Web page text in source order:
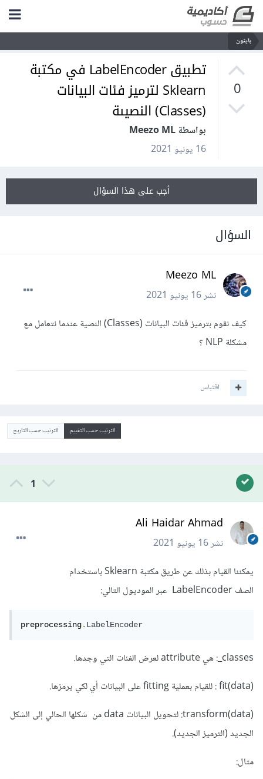
بايثون
0
تطبيق LabelEncoder في مكتبة
Sklearn لترميز فئات البيانات
(Classes) النصيىة
بواسطة Meezo ML
16 يونيو 2021
أجب على هذا السؤال
السؤال
Meezo ML
نشر16 يونيو 2021
كيف نقوم بترميز فئات البيانات (Classes) النصية عندما نتعامل مع
مشكلة NLP ؟
اقتباس
الترتيب حسب التقييم الترتيب حسب التاريخ
1
Ali Haidar Ahmad
نشر16 يونيو 2021
يمكننا القيام بذلك عن طريق مكتبة Sklearn باستخدام
الصف LabelEncoder عبر الموديول التالي:
preprocessing.LabelEncoder
classes_: هي attribute لعرض الفئات التي وجدها.
(data)transform: لتحويل البيانات data من شكلها الحالي إلى الشكل
الجديد (الترميز الجديد).
مثال: